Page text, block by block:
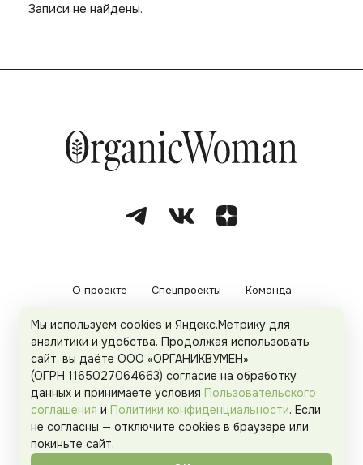
Записи не найдены.
О проекте Спецпроекты Команда
Рекламодателям Политика конфиденциальности
Пользовательское соглашение
Organicwoman.ru . Все права защищены.
Мы используем cookies и Яндекс.Метрику для
аналитики и удобства. Продолжая использовать
сайт, вы даёте ООО «ОРГАНИКВУМЕН»
(ОГРН 1165027064663) согласие на обработку
данных и принимаете условия Пользовательского
соглашения и Политики конфиденциальности. Если
не согласны — отключите cookies в браузере или
покиньте сайт.